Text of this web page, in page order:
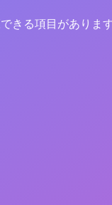
きる項目がありま